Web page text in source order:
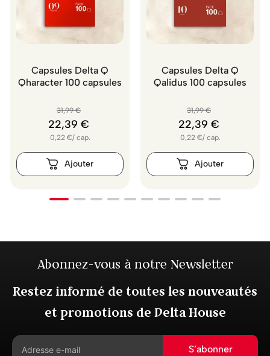
Capsules Delta Q
Qharacter 100 capsules
31,99 €
22,39 €
0,22 €/ cap.
Capsules Delta Q
Qalidus 100 capsules
31,99 €
22,39 €
0,22 €/ cap.
Abonnez-vous à notre Newsletter
Restez informé de toutes les nouveautés
et promotions de Delta House
S’abonner